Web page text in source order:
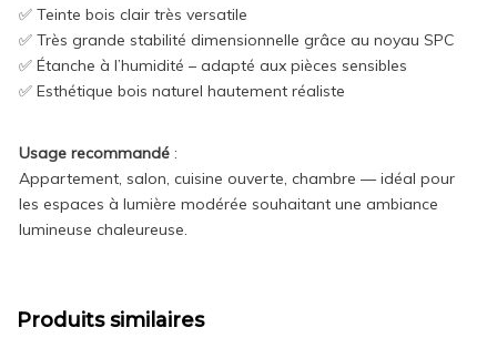
✅ Teinte bois clair très versatile
✅ Très grande stabilité dimensionnelle grâce au noyau SPC
✅ Étanche à l’humidité – adapté aux pièces sensibles
✅ Esthétique bois naturel hautement réaliste
Usage recommandé :
Appartement, salon, cuisine ouverte, chambre — idéal pour
les espaces à lumière modérée souhaitant une ambiance
lumineuse chaleureuse.
Produits similaires